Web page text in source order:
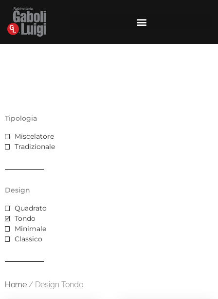
Tipologia
Miscelatore
Tradizionale
Design
Quadrato
Tondo
Minimale
Classico
Home / Design Tondo